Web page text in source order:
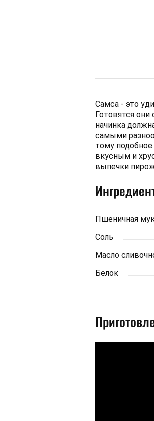
Самса - это
Готовятся они
начинка
самыми
тому
вкусным и
выпечки
Пшеничная
Соль
Масло
Белок